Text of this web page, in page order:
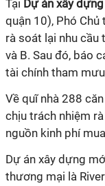
Tại Dự án xây
quận 10), Phó Chủ
rà soát lại nhu cầu
và B. Sau đó, báo
tài chính tham
Về quĩ nhà 288
chịu trách nhiệm
nguồn kinh phí
Dự án xây dựng
thương mại là